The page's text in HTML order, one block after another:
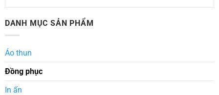
DANH MỤC SẢN PHẨM
Áo thun
Đồng phục
In ấn